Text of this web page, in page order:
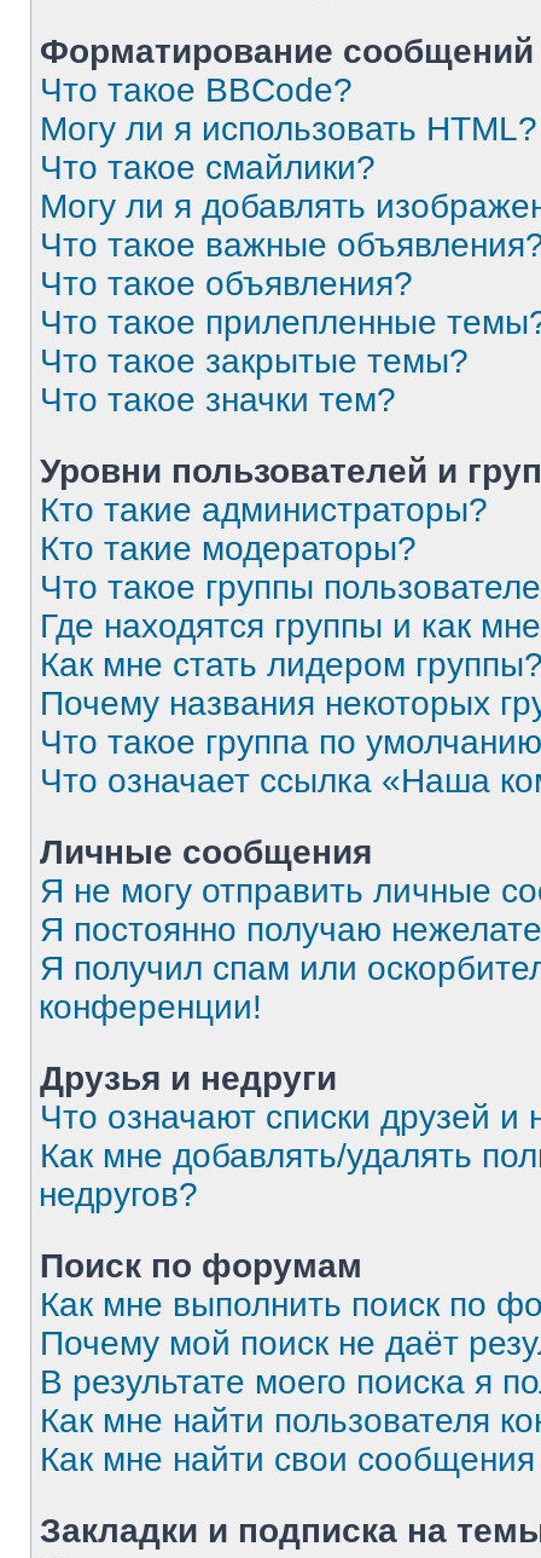
Форматирование
Что такое BBCode?
Могу ли я использовать HTML?
Что такое смайлики?
Могу ли я добавлять
Что такое важные
Что такое объявления?
Что такое прилепленные
Что такое закрытые темы?
Что такое значки тем?
Уровни пользователей и
Кто такие администраторы?
Кто такие модераторы?
Что такое группы
Где находятся группы и как
Как мне стать лидером
Почему названия некоторых
Что такое группа по
Что означает ссылка «Наша
Личные сообщения
Я не могу отправить личные
Я постоянно получаю
Я получил спам или
конференции!
Друзья и недруги
Что означают списки друзей и
Как мне добавлять/удалять
недругов?
Поиск по форумам
Как мне выполнить поиск по
Почему мой поиск не даёт
В результате моего поиска я
Как мне найти пользователя
Как мне найти свои
Закладки и подписка на